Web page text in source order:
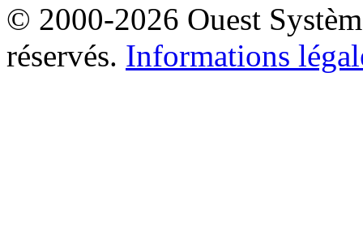
© 2000-2026 Ouest
réservés. Informations